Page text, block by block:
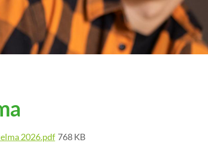
2026.pdf 768 KB